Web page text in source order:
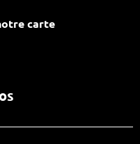
carte